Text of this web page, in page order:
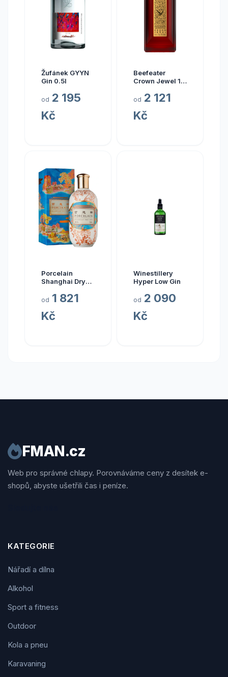
Žufánek GYYN
Gin 0.5l
od 2 195
Kč
Beefeater
Crown Jewel 1l
od 2 121
Kč
Porcelain
Shanghai Dry
od 1 821
Kč
Winestillery
Hyper Low Gin
od 2 090
Kč
FMAN.cz
Web pro správné chlapy. Porovnáváme ceny z desítek e-
shopů, abyste ušetřili čas i peníze.
KATEGORIE
Nářadí a dílna
Alkohol
Sport a fitness
Outdoor
Kola a pneu
Karavaning